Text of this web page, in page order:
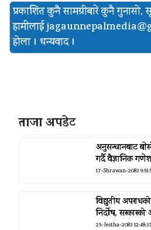
प्रकाशित कुनै सामग्रीबारे कुनै
हामीलाई
होला । धन्यवाद ।
ताजा अपडेट
अनुसन्धानबाट
गर्दै वैज्ञानिक
17-Shrawan-2083
विद्युतीय
निर्दोष,
25-Jestha-2083 12:48:37